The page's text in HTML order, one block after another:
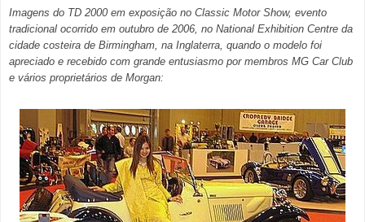
Imagens do TD 2000 em exposição no Classic Motor Show, evento
tradicional ocorrido em outubro de 2006, no National Exhibition Centre da
cidade costeira de Birmingham, na Inglaterra, quando o modelo foi
apreciado e recebido com grande entusiasmo por membros MG Car Club
e vários proprietários de Morgan: